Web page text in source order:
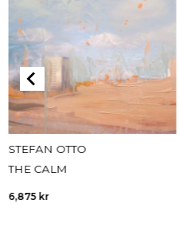
STEFAN OTTO
THE CALM
6,875 kr